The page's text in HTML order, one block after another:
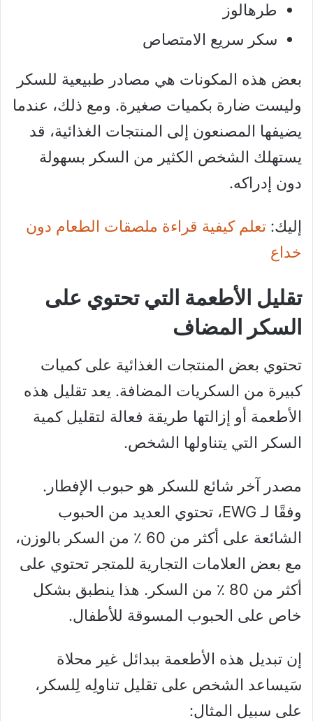
طرهالوز
سكر سريع الامتصاص
بعض هذه المكونات هي مصادر طبيعية للسكر
وليست ضارة بكميات صغيرة. ومع ذلك، عندما
يضيفها المصنعون إلى المنتجات الغذائية، قد
يستهلك الشخص الكثير من السكر بسهولة
دون إدراكه.
إليك: تعلم كيفية قراءة ملصقات الطعام دون
خداع
تقليل الأطعمة التي تحتوي على
السكر المضاف
تحتوي بعض المنتجات الغذائية على كميات
كبيرة من السكريات المضافة. يعد تقليل هذه
الأطعمة أو إزالتها طريقة فعالة لتقليل كمية
السكر التي يتناولها الشخص.
مصدر آخر شائع للسكر هو حبوب الإفطار.
وفقًا لـ EWG، تحتوي العديد من الحبوب
الشائعة على أكثر من 60 ٪ من السكر بالوزن،
مع بعض العلامات التجارية للمتجر تحتوي على
أكثر من 80 ٪ من السكر. هذا ينطبق بشكل
خاص على الحبوب المسوقة للأطفال.
إن تبديل هذه الأطعمة ببدائل غير محلاة
سَيساعد الشخص على تقليل تناولِه لِلسكر،
على سبيل المثال: